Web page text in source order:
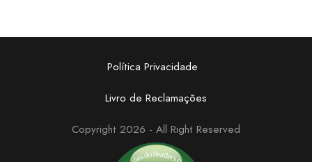
Política Privacidade
Livro de Reclamações
Copyright 2026 - All Right Reserved